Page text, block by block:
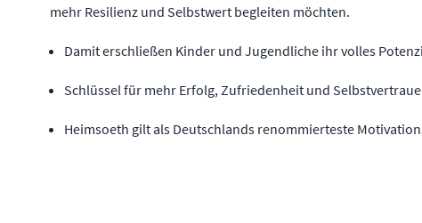
mehr Resilienz und Selbstwert begleiten möchten.
Damit erschließen Kinder und Jugendliche ihr volles
Schlüssel für mehr Erfolg, Zufriedenheit und
Heimsoeth gilt als Deutschlands renommierteste